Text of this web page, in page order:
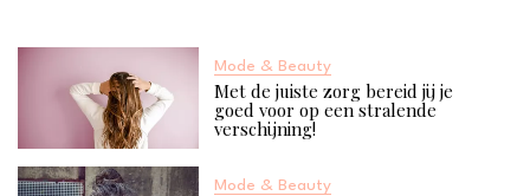
Mode & Beauty
Met de juiste zorg bereid jij je
goed voor op een stralende
verschijning!
Mode & Beauty